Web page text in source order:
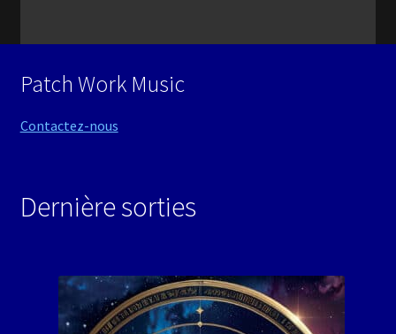
Patch Work Music
Contactez-nous
Dernière sorties